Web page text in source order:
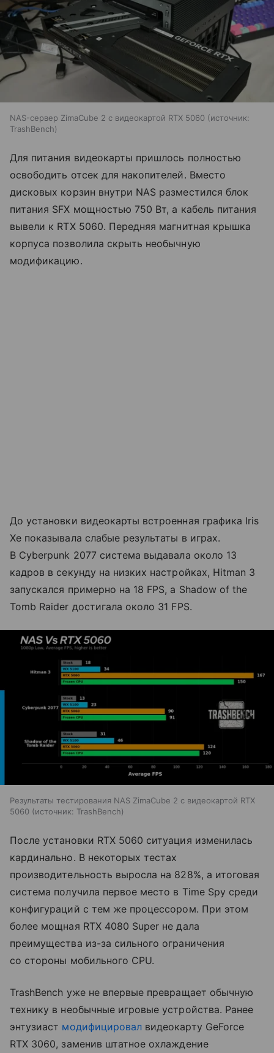
NAS-сервер ZimaCube 2 с видеокартой RTX 5060
источник:
TrashBench
Для питания видеокарты пришлось полностью
освободить отсек для накопителей. Вместо
дисковых корзин внутри NAS разместился блок
питания SFX мощностью 750 Вт, а кабель питания
вывели к RTX 5060. Передняя магнитная крышка
корпуса позволила скрыть необычную
модификацию.
До установки видеокарты встроенная графика Iris
Xe показывала слабые результаты в играх.
В Cyberpunk 2077 система выдавала около 13
кадров в секунду на низких настройках, Hitman 3
запускался примерно на 18 FPS, а Shadow of the
Tomb Raider достигала около 31 FPS.
Результаты тестирования NAS ZimaCube 2 с видеокартой RTX
5060
источник: TrashBench
После установки RTX 5060 ситуация изменилась
кардинально. В некоторых тестах
производительность выросла на 828%, а итоговая
система получила первое место в Time Spy среди
конфигураций с тем же процессором. При этом
более мощная RTX 4080 Super не дала
преимущества из-за сильного ограничения
со стороны мобильного CPU.
TrashBench уже не впервые превращает обычную
технику в необычные игровые устройства. Ранее
энтузиаст модифицировал видеокарту GeForce
RTX 3060, заменив штатное охлаждение